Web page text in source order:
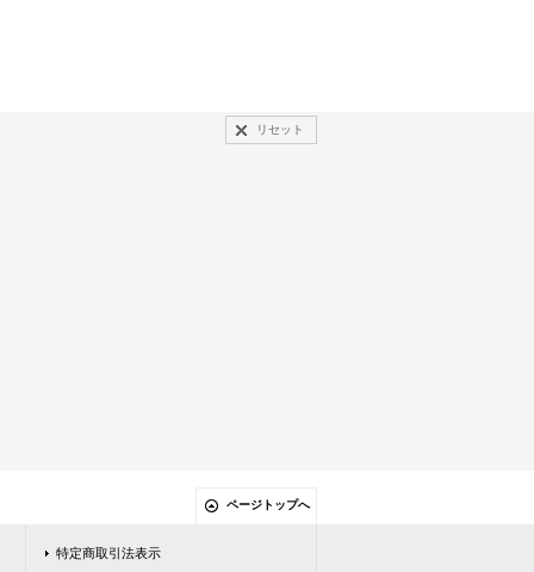
リセット
ページトップへ
特定商取引法表示